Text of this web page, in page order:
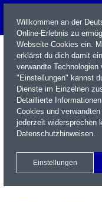
Name / WKN / ISIN / Kürzel
Xetra Realtime
Willkommen an der
Online-Erlebnis zu
Webseite Cookies ein.
erklärst du dich damit
verwandte
"Einstellungen" kannst
Dienste im Einzelnen
Detaillierte
Cookies und
jederzeit widersprechen
Datenschutzhinweisen.
Einstellungen